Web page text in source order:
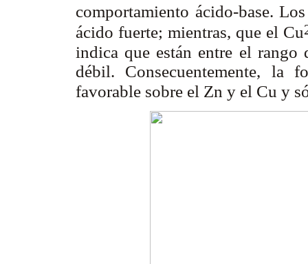
comportamiento ácido-base.
ácido fuerte; mientras, que el Cu
indica que están entre el
débil. Consecuentemente, la
favorable sobre el Zn y el Cu y